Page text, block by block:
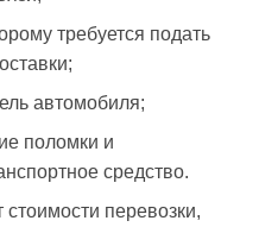
требуется подать
автомобиля;
поломки и
средство.
перевозки,